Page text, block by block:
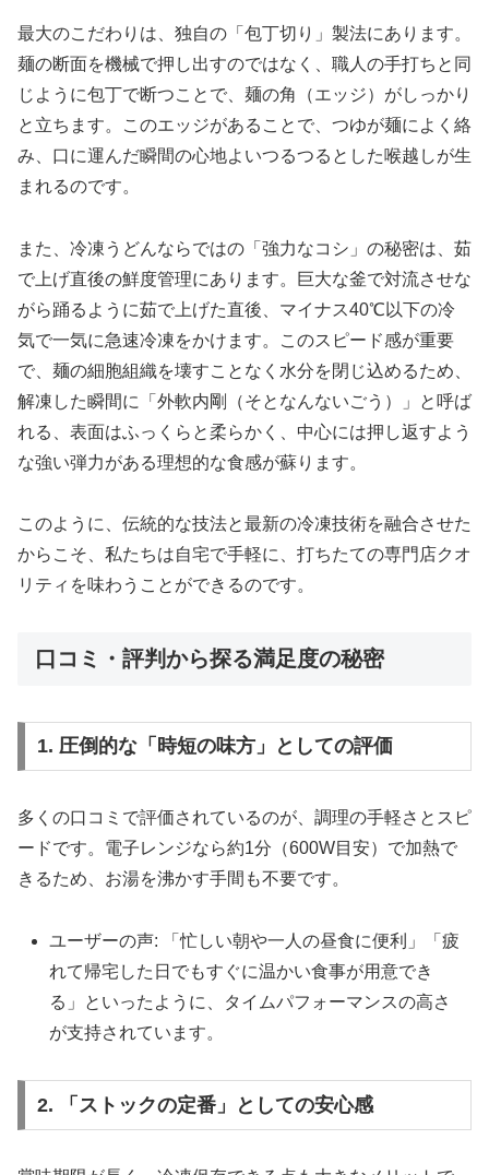
最大のこだわりは、独自の「包丁切り」製法にあります。
麺の断面を機械で押し出すのではなく、職人の手打ちと同
じように包丁で断つことで、麺の角（エッジ）がしっかり
と立ちます。このエッジがあることで、つゆが麺によく絡
み、口に運んだ瞬間の心地よいつるつるとした喉越しが生
まれるのです。
また、冷凍うどんならではの「強力なコシ」の秘密は、茹
で上げ直後の鮮度管理にあります。巨大な釜で対流させな
がら踊るように茹で上げた直後、マイナス40℃以下の冷
気で一気に急速冷凍をかけます。このスピード感が重要
で、麺の細胞組織を壊すことなく水分を閉じ込めるため、
解凍した瞬間に「外軟内剛（そとなんないごう）」と呼ば
れる、表面はふっくらと柔らかく、中心には押し返すよう
な強い弾力がある理想的な食感が蘇ります。
このように、伝統的な技法と最新の冷凍技術を融合させた
からこそ、私たちは自宅で手軽に、打ちたての専門店クオ
リティを味わうことができるのです。
口コミ・評判から探る満足度の秘密
1. 圧倒的な「時短の味方」としての評価
多くの口コミで評価されているのが、調理の手軽さとスピ
ードです。電子レンジなら約1分（600W目安）で加熱で
きるため、お湯を沸かす手間も不要です。
ユーザーの声: 「忙しい朝や一人の昼食に便利」「疲
れて帰宅した日でもすぐに温かい食事が用意でき
る」といったように、タイムパフォーマンスの高さ
が支持されています。
2. 「ストックの定番」としての安心感